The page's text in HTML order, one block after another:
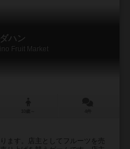
ハン
Fruit Market
ます。店主としてフルーツを売